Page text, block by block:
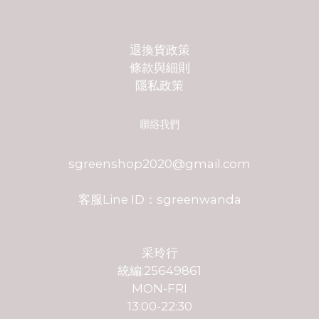
退換貨政策
條款與細則
隱私政策
聯絡我們
sgreenshop2020@gmail.com
客服Line ID：sgreenwanda
采玲行
統編:25649861
MON-FRI
13:00-22:30